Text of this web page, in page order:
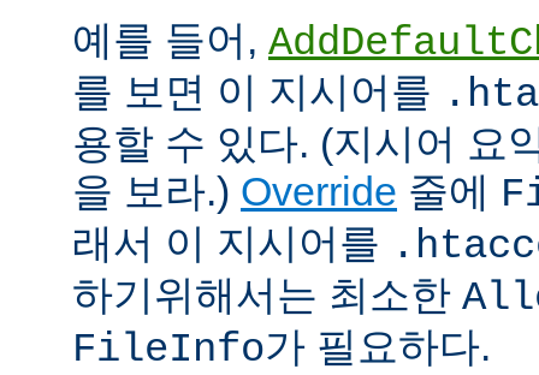
예를 들어,
를 보면 이 지시어를
용할 수 있다. (지시어 요
을 보라.) Override 줄에
래서 이 지시어를
하기위해서는 최소한
FileInfo가 필요하다.